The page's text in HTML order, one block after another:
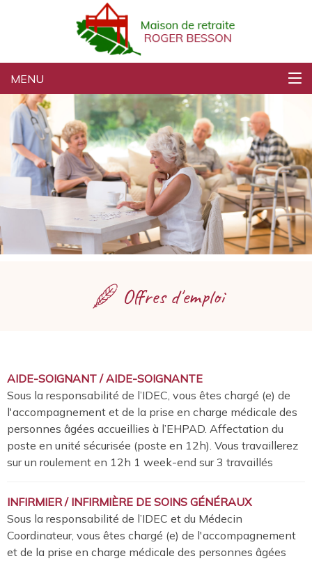
retraite
MENU
Offres d'emploi
AIDE-SOIGNANT / AIDE-SOIGNANTE
Sous la responsabilité de l’IDEC, vous êtes chargé (e) de
l'accompagnement et de la prise en charge médicale des
personnes âgées accueillies à l’EHPAD. Affectation du
poste en unité sécurisée (poste en 12h). Vous travaillerez
sur un roulement en 12h 1 week-end sur 3 travaillés
INFIRMIER / INFIRMIÈRE DE SOINS GÉNÉRAUX
Sous la responsabilité de l’IDEC et du Médecin
Coordinateur, vous êtes chargé (e) de l'accompagnement
et de la prise en charge médicale des personnes âgées